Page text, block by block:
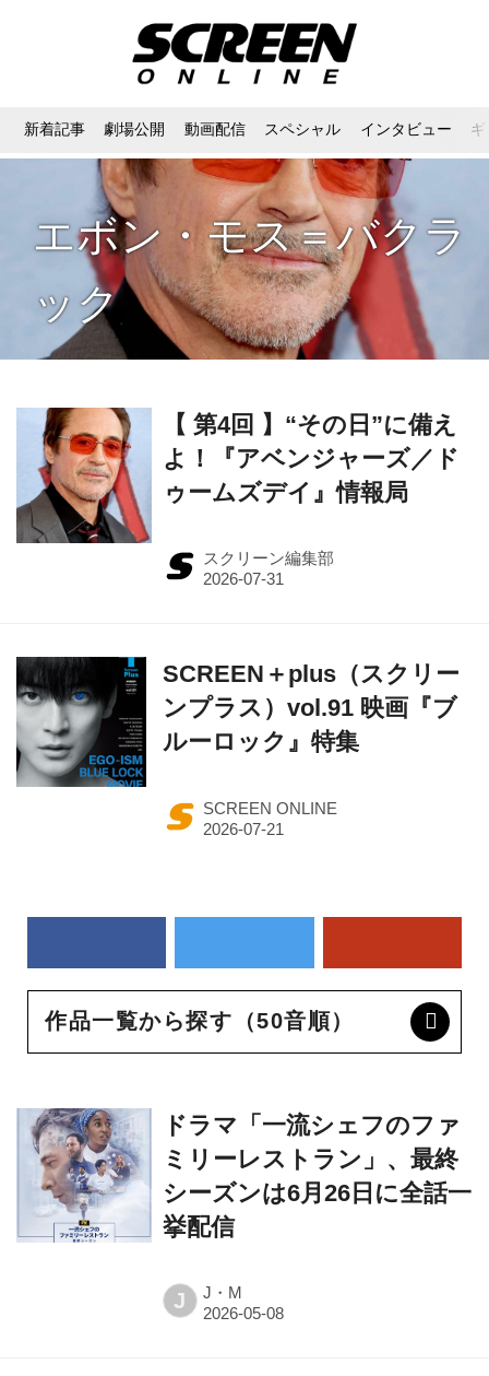
新着記事 劇場公開 動画配信 スペシャル インタビュー
エボン・モス＝バクラ
ック
【 第4回 】“その日”に備え
よ！『アベンジャーズ／ド
ゥームズデイ』情報局
スクリーン編集部
SCREEN＋plus（スクリー
ンプラス）vol.91 映画『ブ
ルーロック』特集
SCREEN ONLINE
作品一覧から探す（50音順）
ドラマ「一流シェフのファ
ミリーレストラン」、最終
シーズンは6月26日に全話一
挙配信
J J・M